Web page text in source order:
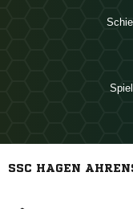
SSC HAGEN